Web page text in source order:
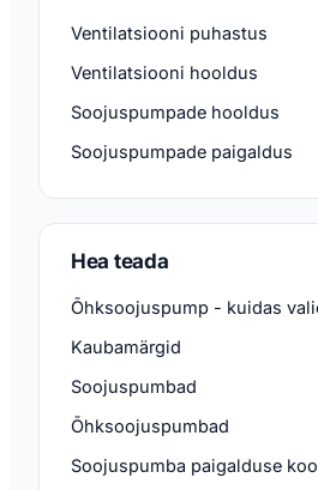
Ventilatsiooni puhastus
Ventilatsiooni hooldus
Soojuspumpade hooldus
Soojuspumpade paigaldus
Hea teada
Õhksoojuspump - kuidas
Kaubamärgid
Soojuspumbad
Õhksoojuspumbad
Soojuspumba paigalduse